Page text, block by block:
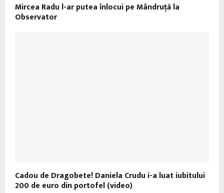
Mircea Radu l-ar putea înlocui pe Mândruţă la
Observator
Cadou de Dragobete! Daniela Crudu i-a luat iubitului
200 de euro din portofel (video)